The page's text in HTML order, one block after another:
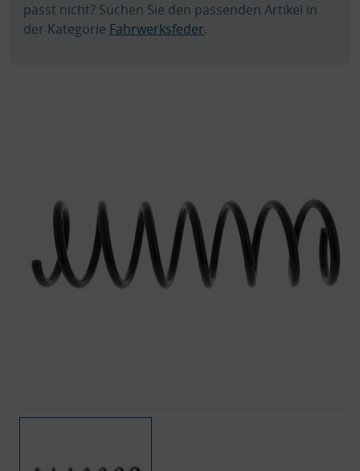
passt nicht? Suchen Sie den passenden Artikel in
der Kategorie Fahrwerksfeder.